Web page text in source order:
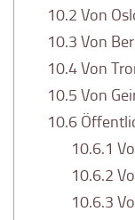
10.2 Von
10.3 Von
10.4Von
10.5 Von
10.6
10.6.1
10.6.2
10.6.3